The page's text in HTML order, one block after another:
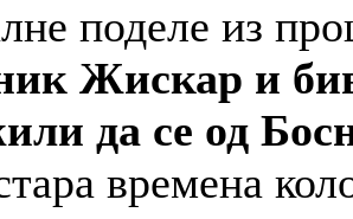
поделе из
Жискар и
да се од
времена